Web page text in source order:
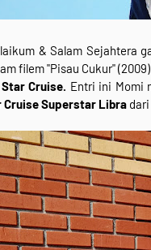
& Salam Sejahtera
filem "Pisau Cukur"
Star Cruise. Entri ini Momi
Cruise Superstar Libra